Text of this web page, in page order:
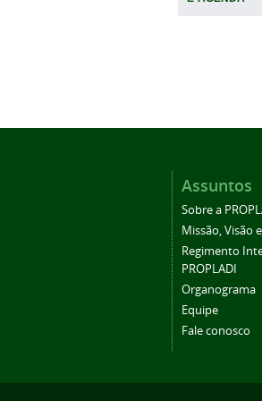
Assuntos
Sobre a
Missão, Visão
Regimento
PROPLADI
Organograma
Equipe
Fale conosco